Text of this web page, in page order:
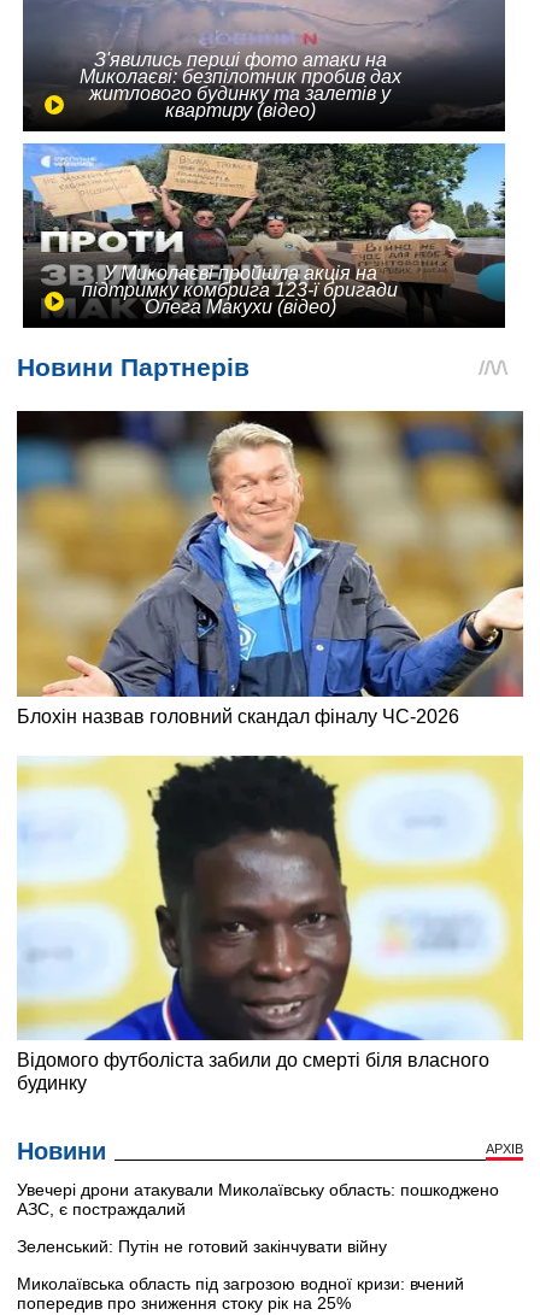
З'явились перші фото атаки на
Миколаєві: безпілотник пробив дах
житлового будинку та залетів у
квартиру (відео)
У Миколаєві пройшла акція на
підтримку комбрига 123-ї бригади
Олега Макухи (відео)
Новини АРХІВ
Увечері дрони атакували Миколаївську область: пошкоджено
АЗС, є постраждалий
Зеленський: Путін не готовий закінчувати війну
Миколаївська область під загрозою водної кризи: вчений
попередив про зниження стоку рік на 25%